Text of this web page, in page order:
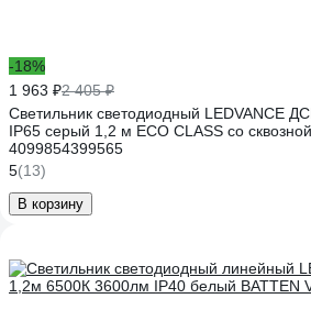
-18%
1 963 ₽2 405 ₽
Светильник светодиодный LEDVANCE
IP65 серый 1,2 м ECO CLASS со
4099854399565
5(13)
В корзину